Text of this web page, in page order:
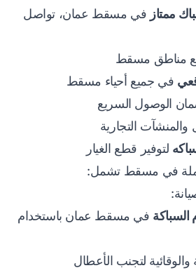
ممتاز في مسقط عمان، تواصل
مناطق مسقط
في جميع أحياء مسقط
الوصول السريع
والمنشآت التجارية
لتوفير قطع الغيار
في مسقط تشمل:
في مسقط عمان باستخدام
والوقائية لتجنب الأعطال